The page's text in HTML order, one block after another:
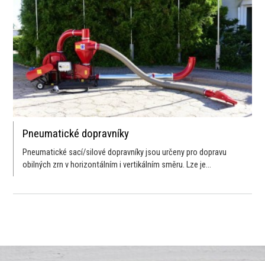
Pneumatické dopravníky
Pneumatické sací/silové dopravníky jsou určeny pro dopravu
obilných zrn v horizontálním i vertikálním směru. Lze je...